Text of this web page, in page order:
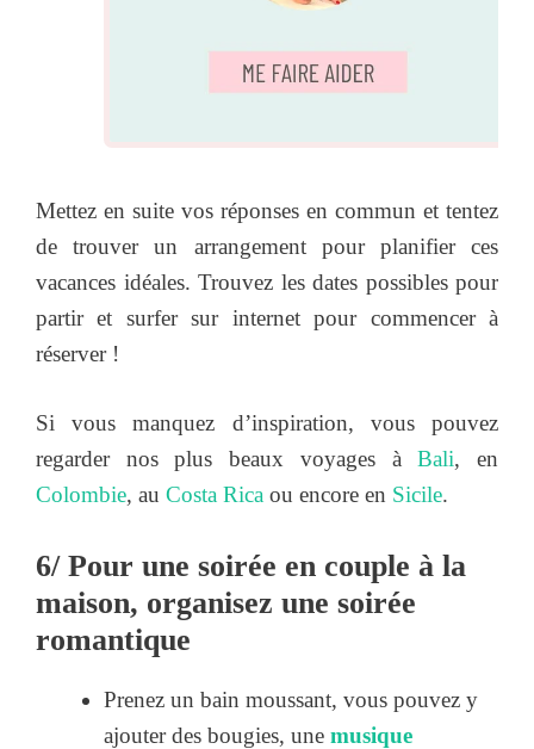
Mettez en suite vos réponses en commun et tentez
de trouver un arrangement pour planifier ces
vacances idéales. Trouvez les dates possibles pour
partir et surfer sur internet pour commencer à
réserver !
Si vous manquez d’inspiration, vous pouvez
regarder nos plus beaux voyages àBali, en
Colombie, au Costa Rica ou encore en Sicile.
6/ Pour une soirée en couple à la
maison, organisez une soirée
romantique
Prenez un bain moussant, vous pouvez y
ajouter des bougies, une musique